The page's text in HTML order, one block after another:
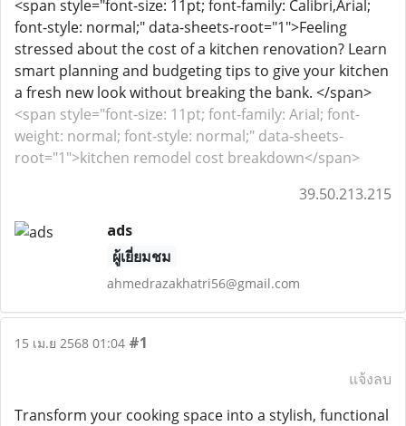
<span style="font-size: 11pt; font-family: Calibri,Arial;
font-style: normal;" data-sheets-root="1">Feeling
stressed about the cost of a kitchen renovation? Learn
smart planning and budgeting tips to give your kitchen
a fresh new look without breaking the bank. </span>
<span style="font-size: 11pt; font-family: Arial; font-
weight: normal; font-style: normal;" data-sheets-
root="1">kitchen remodel cost breakdown</span>
39.50.213.215
ads
ผู้เยี่ยมชม
ahmedrazakhatri56@gmail.com
15 เม.ย 2568 01:04 #1
แจ้งลบ
Transform your cooking space into a stylish, functional